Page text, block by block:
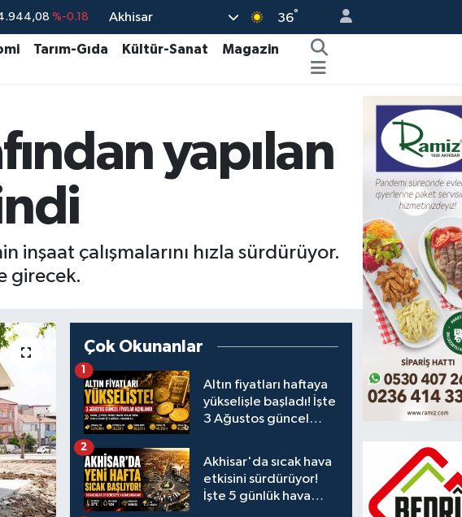
47,7436 %0.18
55,2510 %0.32
13.779 %-14
%-0.18
Akhisar 36°
Tarım-Gıda Kültür-Sanat
Magazin
yapılan
inşaat çalışmalarını hızla sürdürüyor.
girecek.
Çok Okunanlar
Altın fiyatları haftaya
yükselişle başladı! İşte
3 Ağustos güncel
1
Akhisar'da sıcak hava
etkisini sürdürüyor!
İşte 5 günlük hava
2